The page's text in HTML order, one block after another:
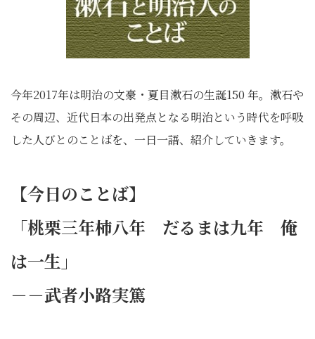
今年2017年は明治の文豪・夏目漱石の生誕150 年。漱石や
その周辺、近代日本の出発点となる明治という時代を呼吸
した人びとのことばを、一日一語、紹介していきます。
【今日のことば】
「桃栗三年柿八年 だるまは九年 俺
は一生」
－－武者小路実篤